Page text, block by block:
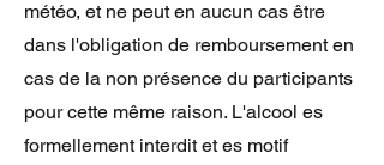
météo, et ne peut en aucun cas être
dans l'obligation de remboursement en
cas de la non présence du participants
pour cette même raison. L'alcool es
formellement interdit et es motif